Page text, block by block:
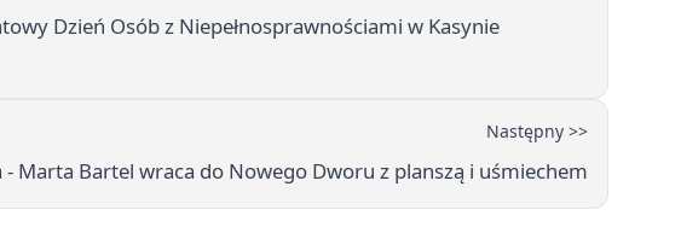
Dzień Osób z Niepełnosprawnościami w Kasynie
Następny >>
Marta Bartel wraca do Nowego Dworu z planszą i uśmiechem